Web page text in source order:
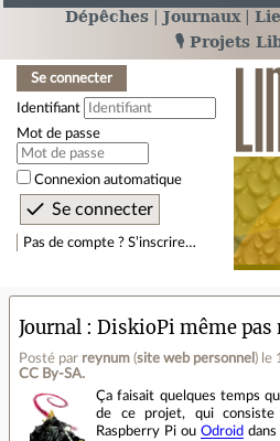
Dépêches Journaux
🎙️ Projets
Se connecter
Identifiant
Mot de passe
Connexion automatique
Pas de compte ? S’inscrire…
Journal DiskioPi même pas
Posté par reynum (site web personnel ) le
CC By‑SA.
Ça faisait quelques temps
de ce projet, qui
Raspberry Pi ou Odroid